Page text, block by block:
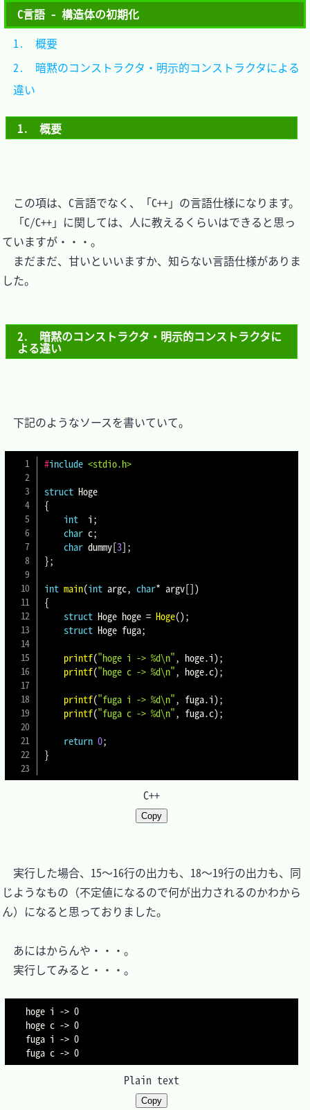
C言語 - 構造体の初期化
2.　暗黙のコンストラクタ・明示的コンストラクタによる
1.　概要
この項は、C言語でなく、「C++」の言語仕様になります。
「C/C++」に関しては、人に教えるくらいはできると思っ
ていますが・・・。
まだまだ、甘いといいますか、知らない言語仕様がありま
した。
2.　暗黙のコンストラクタ・明示的コンストラクタに
よる違い
下記のようなソースを書いていて。
#include <stdio.h>
struct Hoge
{
int
  i
;
char c;
char dummy[3];
};
int main(int argc, char* argv[])
{
struct Hoge hoge = Hoge();
struct Hoge fuga;
printf("hoge i -> %d\n", hoge.i);
printf("hoge c -> %d\n", hoge.c);
printf("fuga i -> %d\n", fuga.i);
printf("fuga c -> %d\n", fuga.c);
return 0;
}
C++
Copy
実行した場合、15～16行の出力も、18～19行の出力も、同
じようなもの（不定値になるので何が出力されるのかわから
ん）になると思っておりました。
あにはからんや・・・。
実行してみると・・・。
hoge i -> 0
hoge c -> 0
fuga i -> 0
fuga c -> 0
Plain text
Copy